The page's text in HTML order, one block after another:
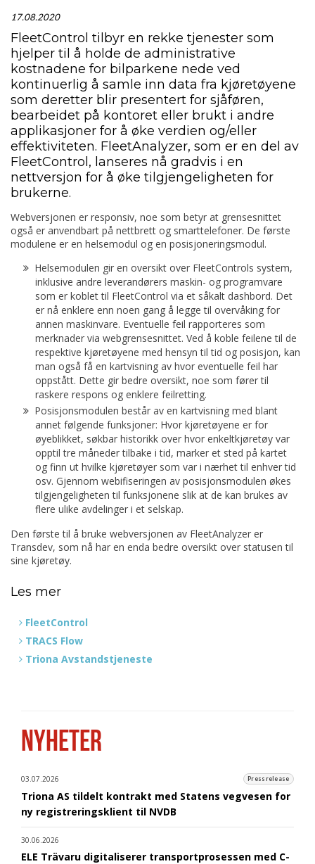
17.08.2020
FleetControl tilbyr en rekke tjenester som
hjelper til å holde de administrative
kostnadene for bilparkene nede ved
kontinuerlig å samle inn data fra kjøretøyene
som deretter blir presentert for sjåføren,
bearbeidet på kontoret eller brukt i andre
applikasjoner for å øke verdien og/eller
effektiviteten. FleetAnalyzer, som er en del av
FleetControl, lanseres nå gradvis i en
nettversjon for å øke tilgjengeligheten for
brukerne.
Webversjonen er responsiv, noe som betyr at grensesnittet
også er anvendbart på nettbrett og smarttelefoner. De første
modulene er en helsemodul og en posisjoneringsmodul.
Helsemodulen gir en oversikt over FleetControls system,
inklusive andre leverandørers maskin- og programvare
som er koblet til FleetControl via et såkalt dashbord. Det
er nå enklere enn noen gang å legge til overvåking for
annen maskinvare. Eventuelle feil rapporteres som
merknader via webgrensesnittet. Ved å koble feilene til de
respektive kjøretøyene med hensyn til tid og posisjon, kan
man også få en kartvisning av hvor eventuelle feil har
oppstått. Dette gir bedre oversikt, noe som fører til
raskere respons og enklere feilretting.
Posisjonsmodulen består av en kartvisning med blant
annet følgende funksjoner: Hvor kjøretøyene er for
øyeblikket, søkbar historikk over hvor enkeltkjøretøy var
opptil tre måneder tilbake i tid, marker et sted på kartet
og finn ut hvilke kjøretøyer som var i nærhet til enhver tid
osv. Gjennom webifiseringen av posisjonsmodulen økes
tilgjengeligheten til funksjonene slik at de kan brukes av
flere ulike avdelinger i et selskap.
Den første til å bruke webversjonen av FleetAnalyzer er
Transdev, som nå har en enda bedre oversikt over statusen til
sine kjøretøy.
Les mer
FleetControl
TRACS Flow
Triona Avstandstjeneste
NYHETER
03.07.2026 Pressrelease
Triona AS tildelt kontrakt med Statens vegvesen for
ny registreringsklient til NVDB
30.06.2026
ELE Trävaru digitaliserer transportprosessen med C-